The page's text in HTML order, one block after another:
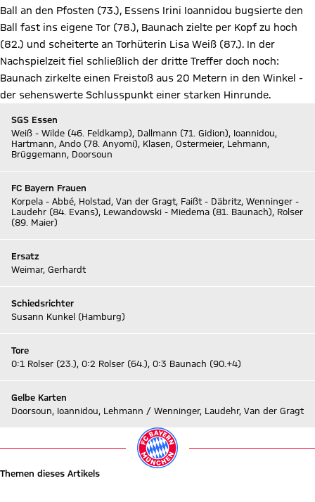
Ball an den Pfosten (73.), Essens Irini Ioannidou bugsierte den
Ball fast ins eigene Tor (78.), Baunach zielte per Kopf zu hoch
(82.) und scheiterte an Torhüterin Lisa Weiß (87.). In der
Nachspielzeit fiel schließlich der dritte Treffer doch noch:
Baunach zirkelte einen Freistoß aus 20 Metern in den Winkel -
der sehenswerte Schlusspunkt einer starken Hinrunde.
SGS Essen
Weiß - Wilde (46. Feldkamp), Dallmann (71. Gidion), Ioannidou,
Hartmann, Ando (78. Anyomi), Klasen, Ostermeier, Lehmann,
Brüggemann, Doorsoun
FC Bayern Frauen
Korpela - Abbé, Holstad, Van der Gragt, Faißt - Däbritz, Wenninger -
Laudehr (84. Evans), Lewandowski - Miedema (81. Baunach), Rolser
(89. Maier)
Ersatz
Weimar, Gerhardt
Schiedsrichter
Susann Kunkel (Hamburg)
Tore
0:1 Rolser (23.), 0:2 Rolser (64.), 0:3 Baunach (90.+4)
Gelbe Karten
Doorsoun, Ioannidou, Lehmann / Wenninger, Laudehr, Van der Gragt
Themen dieses Artikels